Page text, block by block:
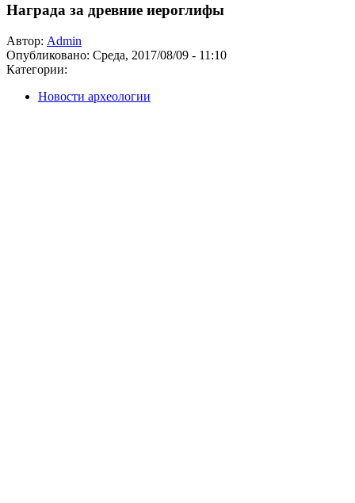
Награда за древние иероглифы
Автор: Admin
Опубликовано: Среда, 2017/08/09 - 11:10
Категории:
Новости археологии